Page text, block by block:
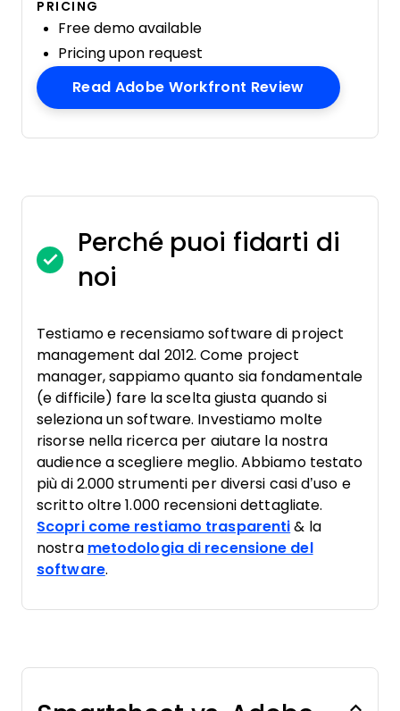
PRICING
Free demo available
Pricing upon request
Read Adobe Workfront ReviewOpens New
Perché puoi fidarti di
noi
Testiamo e recensiamo software di project
management dal 2012. Come project
manager, sappiamo quanto sia fondamentale
(e difficile) fare la scelta giusta quando si
seleziona un software. Investiamo molte
risorse nella ricerca per aiutare la nostra
audience a scegliere meglio. Abbiamo testato
più di 2.000 strumenti per diversi casi d’uso e
scritto oltre 1.000 recensioni dettagliate.
Scopri come restiamo trasparenti & la
nostra metodologia di recensione del
software.